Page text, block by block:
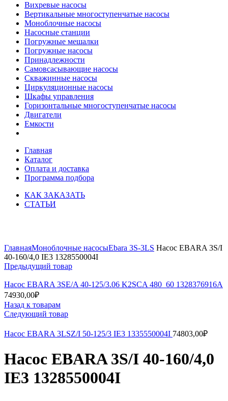
Вихревые насосы
Вертикальные многоступенчатые насосы
Моноблочные насосы
Насосные станции
Погружные мешалки
Погружные насосы
Принадлежности
Самовсасывающие насосы
Скважинные насосы
Циркуляционные насосы
Шкафы управления
Горизонтальные многоступенчатые насосы
Двигатели
Емкости
Главная
Каталог
Оплата и доставка
Программа подбора
КАК ЗАКАЗАТЬ
СТАТЬИ
ГлавнаяМоноблочные насосыEbara 3S-3LS Насос EBARA 3S/I
40-160/4,0 IE3 1328550004I
Предыдущий товар
Насос EBARA 3SE/A 40-125/3.06 K2SCA 480_60 1328376916A
74930,00₽
Назад к товарам
Следующий товар
Насос EBARA 3LSZ/I 50-125/3 IE3 1335550004I 74803,00₽
Насос EBARA 3S/I 40-160/4,0
IE3 1328550004I